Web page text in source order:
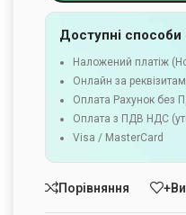
Доступні способи
Наложений платіж
Онлайн за
Оплата Рахунок без
Оплата з ПДВ НДС
Visa / MasterCard
Порівняння